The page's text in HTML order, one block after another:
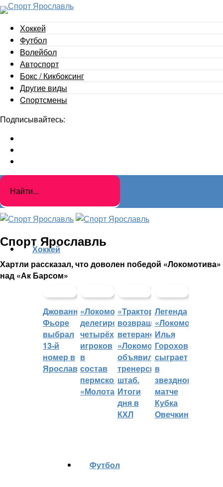
Хоккей
Футбол
Волейбол
Автоспорт
Бокс / Кикбоксинг
Другие виды
Cпортсмены
Подписывайтесь:
Спорт Ярославль
Хартли рассказал, что доволен победой «Локомотива»
над «Ак Барсом»
Хоккей
Джованни
Фьоре
выбрал
13-й
номер в
Ярославле
«Локомотив»
делегировал
четырёх
игроков
в
состав
пермского
«Молота»
«Трактор»
возвращает
ветеранов,
«Локомотив»
объявил
тренерский
штаб.
Итоги
дня в
КХЛ
Легенда
«Локомотива»
Илья
Горохов
сыграет
в
звездном
матче
Кубка
Овечкина
Футбол